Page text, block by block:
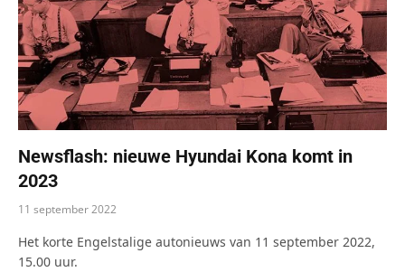
Newsflash: nieuwe Hyundai Kona komt in
2023
11 september 2022
Het korte Engelstalige autonieuws van 11 september 2022,
15.00 uur.